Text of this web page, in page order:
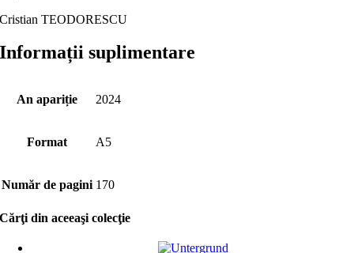
Cristian TEODORESCU
Informații suplimentare
An apariție 2024
Format A5
Număr de pagini 170
Cărţi din aceeaşi colecţie